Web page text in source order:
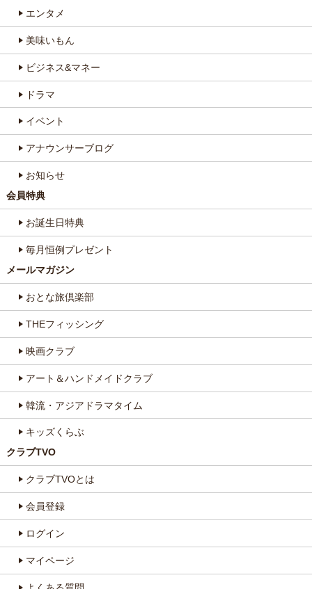
エンタメ
美味いもん
ビジネス&マネー
ドラマ
イベント
アナウンサーブログ
お知らせ
会員特典
お誕生日特典
毎月恒例プレゼント
メールマガジン
おとな旅倶楽部
THEフィッシング
映画クラブ
アート＆ハンドメイドクラブ
韓流・アジアドラマタイム
キッズくらぶ
クラブTVO
クラブTVOとは
会員登録
ログイン
マイページ